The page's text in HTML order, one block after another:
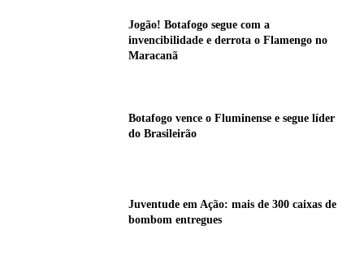
Jogão! Botafogo segue com a
invencibilidade e derrota o Flamengo no
Maracanã
Botafogo vence o Fluminense e segue líder
do Brasileirão
Juventude em Ação: mais de 300 caixas de
bombom entregues